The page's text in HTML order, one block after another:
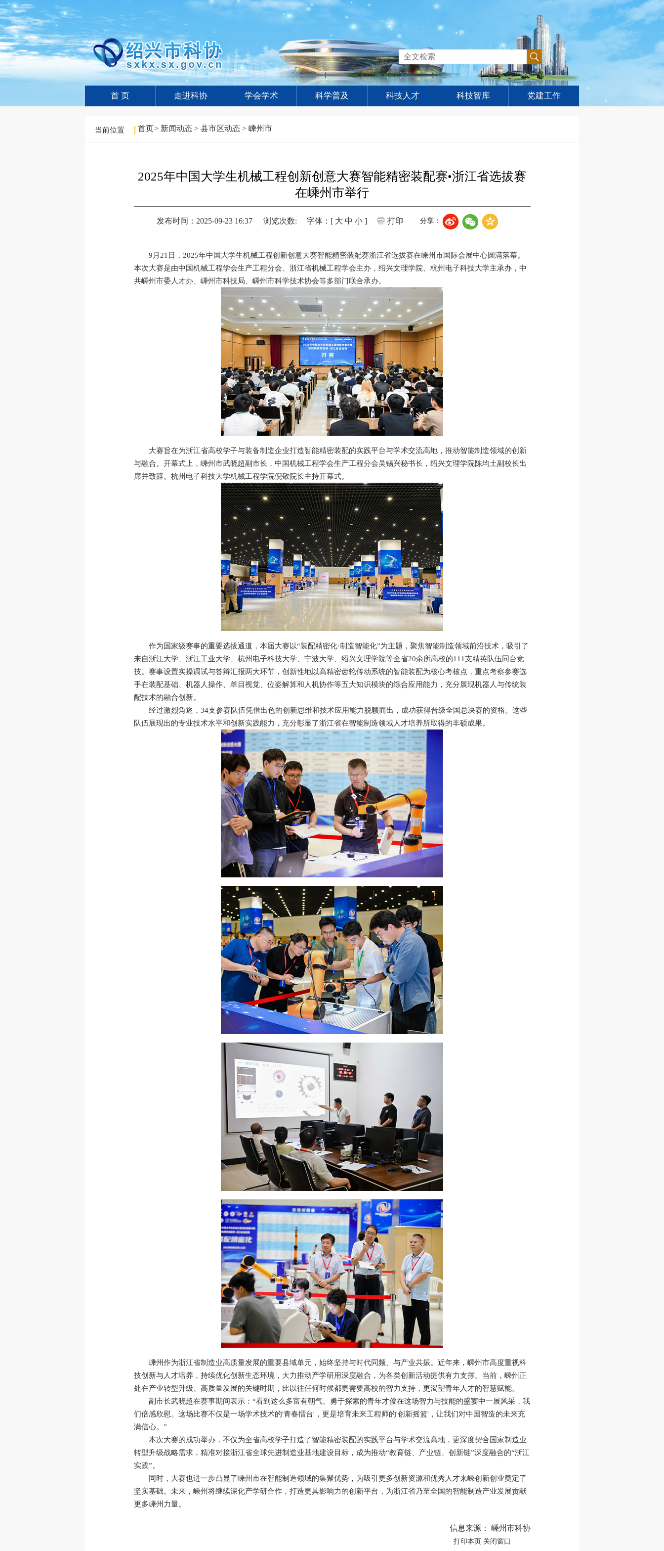
首 页 走进科协 学会学术 科学普及 科技人才 科技智库 党建工作
当前位置 首页> 新闻动态 > 县市区动态 > 嵊州市
2025年中国大学生机械工程创新创意大赛智能精密装配赛•浙江省选拔赛
在嵊州市举行
发布时间：2025-09-23 16:37 浏览次数: 字体：[ 大 中 小] 打印 分享：
9月21日，2025年中国大学生机械工程创新创意大赛智能精密装配赛浙江省选拔赛在嵊州市国际会展中心圆满落幕。
本次大赛是由中国机械工程学会生产工程分会、浙江省机械工程学会主办，绍兴文理学院、杭州电子科技大学主承办，中
共嵊州市委人才办、嵊州市科技局、嵊州市科学技术协会等多部门联合承办。
大赛旨在为浙江省高校学子与装备制造企业打造智能精密装配的实践平台与学术交流高地，推动智能制造领域的创新
与融合。开幕式上，嵊州市武晓超副市长，中国机械工程学会生产工程分会吴锡兴秘书长，绍兴文理学院陈均土副校长出
席并致辞。杭州电子科技大学机械工程学院倪敬院长主持开幕式。
作为国家级赛事的重要选拔通道，本届大赛以“装配精密化·制造智能化”为主题，聚焦智能制造领域前沿技术，吸引了
来自浙江大学、浙江工业大学、杭州电子科技大学、宁波大学、绍兴文理学院等全省20余所高校的111支精英队伍同台竞
技。赛事设置实操调试与答辩汇报两大环节，创新性地以高精密齿轮传动系统的智能装配为核心考核点，重点考察参赛选
手在装配基础、机器人操作、单目视觉、位姿解算和人机协作等五大知识模块的综合应用能力，充分展现机器人与传统装
配技术的融合创新。
经过激烈角逐，34支参赛队伍凭借出色的创新思维和技术应用能力脱颖而出，成功获得晋级全国总决赛的资格。这些
队伍展现出的专业技术水平和创新实践能力，充分彰显了浙江省在智能制造领域人才培养所取得的丰硕成果。
嵊州作为浙江省制造业高质量发展的重要县域单元，始终坚持与时代同频、与产业共振。近年来，嵊州市高度重视科
技创新与人才培养，持续优化创新生态环境，大力推动产学研用深度融合，为各类创新活动提供有力支撑。当前，嵊州正
处在产业转型升级、高质量发展的关键时期，比以往任何时候都更需要高校的智力支持，更渴望青年人才的智慧赋能。
副市长武晓超在赛事期间表示：“看到这么多富有朝气、勇于探索的青年才俊在这场智力与技能的盛宴中一展风采，我
们倍感欣慰。这场比赛不仅是一场学术技术的'青春擂台'，更是培育未来工程师的'创新摇篮'，让我们对中国智造的未来充
满信心。”
本次大赛的成功举办，不仅为全省高校学子打造了智能精密装配的实践平台与学术交流高地，更深度契合国家制造业
转型升级战略需求，精准对接浙江省全球先进制造业基地建设目标，成为推动“教育链、产业链、创新链”深度融合的“浙江
实践”。
同时，大赛也进一步凸显了嵊州市在智能制造领域的集聚优势，为吸引更多创新资源和优秀人才来嵊创新创业奠定了
坚实基础。未来，嵊州将继续深化产学研合作，打造更具影响力的创新平台，为浙江省乃至全国的智能制造产业发展贡献
更多嵊州力量。
信息来源： 嵊州市科协
打印本页 关闭窗口